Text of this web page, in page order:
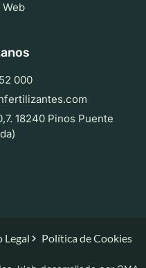
Web
000
18240 Pinos Puente
Legal Política de Cookies